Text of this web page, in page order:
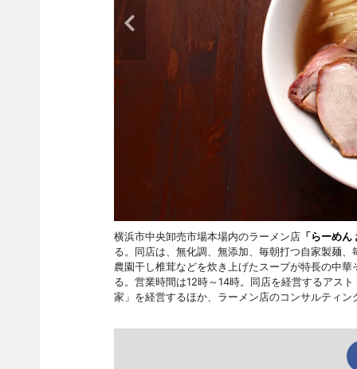
横浜市中央卸売市場本場内のラーメン店「らーめん
る。同店は、無化調、無添加、毎朝打つ自家製麺
農園干し椎茸などを炊き上げたスープが特長の中
る。営業時間は12時～14時。同店を経営するアス
家」を経営するほか、ラーメン店のコンサルティン